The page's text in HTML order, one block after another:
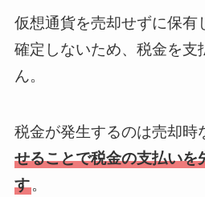
仮想通貨を売却せずに保有
確定しないため、税金を支
ん。
税金が発生するのは売却時
せることで税金の支払いを
す。